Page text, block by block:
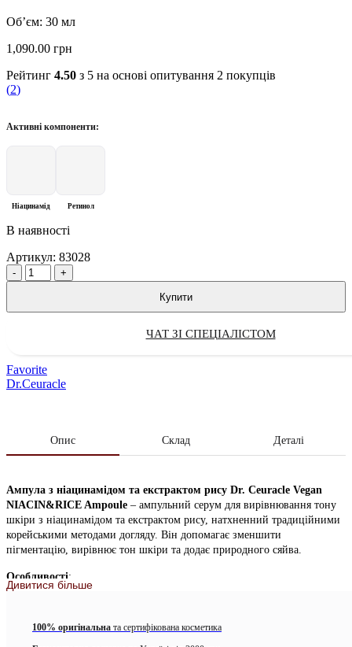
Об’єм: 30 мл
1,090.00 грн
Рейтинг 4.50 з 5 на основі опитування 2 покупців
(2)
Активні компоненти:
Ніацинамід Ретинол
В наявності
Артикул: 83028
Quantity
Купити
ЧАТ ЗІ СПЕЦІАЛІСТОМ
Favorite
Dr.Ceuracle
Опис Склад Деталі
Ампула з ніацинамідом та екстрактом рису Dr. Ceuracle Vegan
NIACIN&RICE Ampoule – ампульний серум для вирівнювання тону
шкіри з ніацинамідом та екстрактом рису, натхненний традиційними
корейськими методами догляду. Він допомагає зменшити
пігментацію, вирівнює тон шкіри та додає природного сяйва.
Особливості:
Надає сяйво, усуває тьмяність
Дивитися більше
100% оригінальна та сертифікована косметика
5 найпоширеніших з них і пояснили, як усе працює
насправді. Якщо чули хоча б один з них — напишіть
1 годину ago
View on Instagram | 1/4